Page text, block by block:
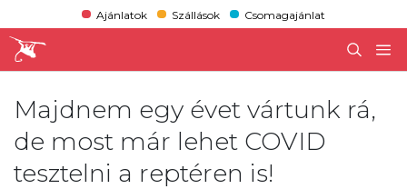
Ajánlatok Szállások Csomagajánlat
Majdnem egy évet vártunk rá,
de most már lehet COVID
tesztelni a reptéren is!